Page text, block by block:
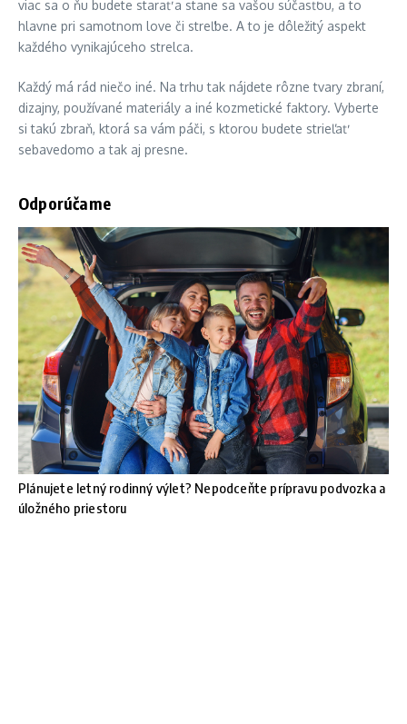
viac sa o ňu budete starať a stane sa vašou súčasťou, a to
hlavne pri samotnom love či streľbe. A to je dôležitý aspekt
každého vynikajúceho strelca.
Každý má rád niečo iné. Na trhu tak nájdete rôzne tvary zbraní,
dizajny, používané materiály a iné kozmetické faktory. Vyberte
si takú zbraň, ktorá sa vám páči, s ktorou budete strieľať
sebavedomo a tak aj presne.
Odporúčame
Plánujete letný rodinný výlet? Nepodceňte prípravu podvozka a
úložného priestoru